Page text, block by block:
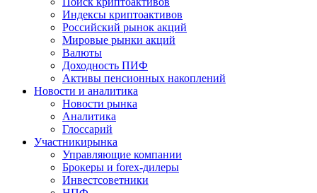
Индексы криптоактивов
Российский рынок акций
Мировые рынки акций
Валюты
Доходность ПИФ
Активы пенсионных накоплений
Новости и аналитика
Новости рынка
Аналитика
Глоссарий
Участникирынка
Управляющие компании
Брокеры и forex-дилеры
Инвестсоветники